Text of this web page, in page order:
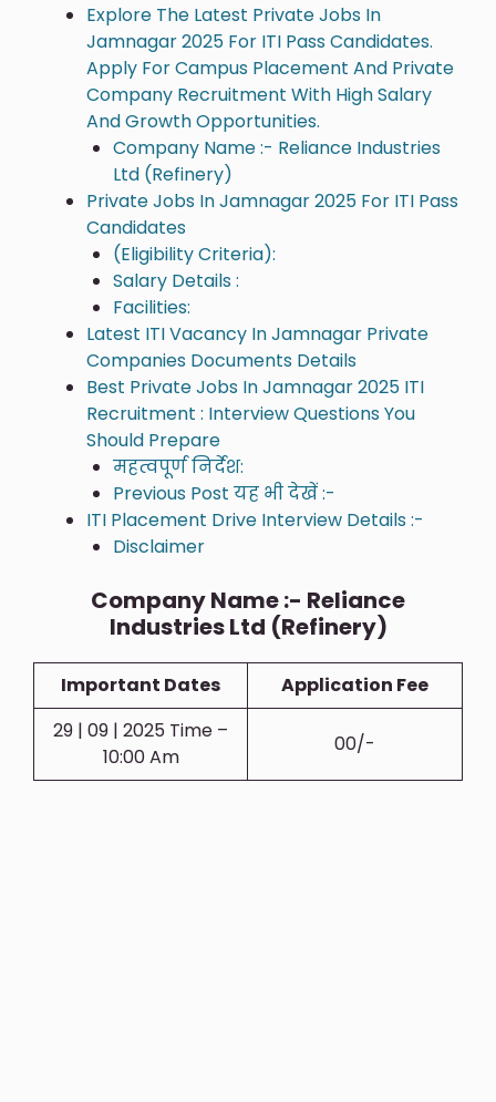
Explore The Latest Private Jobs In
Jamnagar 2025 For ITI Pass Candidates.
Apply For Campus Placement And Private
Company Recruitment With High Salary
And Growth Opportunities.
Company Name :- Reliance Industries
Ltd (Refinery)
Private Jobs In Jamnagar 2025 For ITI Pass
Candidates
(Eligibility Criteria):
Salary Details :
Facilities:
Latest ITI Vacancy In Jamnagar Private
Companies Documents Details
Best Private Jobs In Jamnagar 2025 ITI
Recruitment : Interview Questions You
Should Prepare
महत्वपूर्ण निर्देश:
Previous Post यह भी देखें :-
ITI Placement Drive Interview Details :-
Disclaimer
Company Name :- Reliance
Industries Ltd (Refinery)
Important Dates
Application Fee
29 | 09 | 2025 Time –
10:00 Am
00/-